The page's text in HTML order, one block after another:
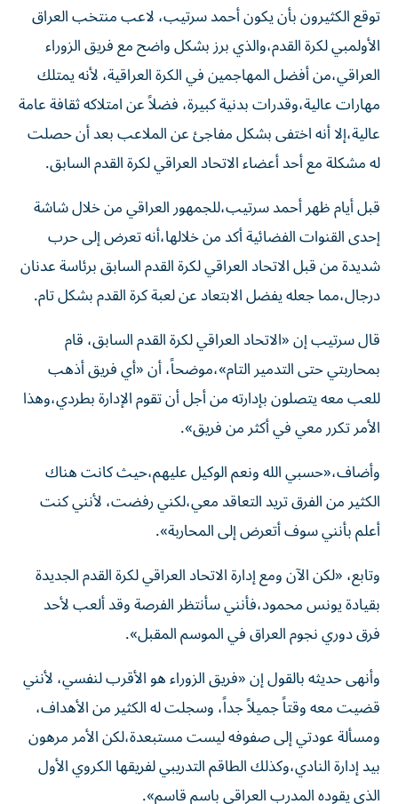
توقع الكثيرون بأن يكون أحمد سرتيب، لاعب منتخب العراق
الأولمبي لكرة القدم،والذي برز بشكل واضح مع فريق الزوراء
العراقي،من أفضل المهاجمين في الكرة العراقية، لأنه يمتلك
مهارات عالية،وقدرات بدنية كبيرة، فضلاً عن امتلاكه ثقافة عامة
عالية،إلا أنه اختفى بشكل مفاجئ عن الملاعب بعد أن حصلت
له مشكلة مع أحد أعضاء الاتحاد العراقي لكرة القدم السابق.
قبل أيام ظهر أحمد سرتيب،للجمهور العراقي من خلال شاشة
إحدى القنوات الفضائية أكد من خلالها،أنه تعرض إلى حرب
شديدة من قبل الاتحاد العراقي لكرة القدم السابق برئاسة عدنان
درجال،مما جعله يفضل الابتعاد عن لعبة كرة القدم بشكل تام.
قال سرتيب إن «الاتحاد العراقي لكرة القدم السابق، قام
بمحاربتي حتى التدمير التام»،موضحاً، أن «أي فريق أذهب
للعب معه يتصلون بإدارته من أجل أن تقوم الإدارة بطردي،وهذا
الأمر تكرر معي في أكثر من فريق».
وأضاف،«حسبي الله ونعم الوكيل عليهم،حيث كانت هناك
الكثير من الفرق تريد التعاقد معي،لكني رفضت، لأنني كنت
أعلم بأنني سوف أتعرض إلى المحاربة».
وتابع، «لكن الآن ومع إدارة الاتحاد العراقي لكرة القدم الجديدة
بقيادة يونس محمود،فأنني سأنتظر الفرصة وقد ألعب لأحد
فرق دوري نجوم العراق في الموسم المقبل».
وأنهى حديثه بالقول إن «فريق الزوراء هو الأقرب لنفسي، لأنني
قضيت معه وقتاً جميلاً جداً، وسجلت له الكثير من الأهداف،
ومسألة عودتي إلى صفوفه ليست مستبعدة،لكن الأمر مرهون
بيد إدارة النادي،وكذلك الطاقم التدريبي لفريقها الكروي الأول
الذي يقوده المدرب العراقي باسم قاسم».